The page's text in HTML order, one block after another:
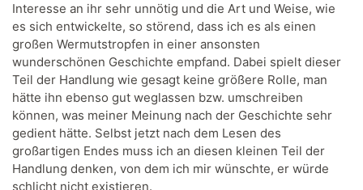
Interesse an ihr sehr unnötig und die Art und Weise, wie
es sich entwickelte, so störend, dass ich es als einen
großen Wermutstropfen in einer ansonsten
wunderschönen Geschichte empfand. Dabei spielt dieser
Teil der Handlung wie gesagt keine größere Rolle, man
hätte ihn ebenso gut weglassen bzw. umschreiben
können, was meiner Meinung nach der Geschichte sehr
gedient hätte. Selbst jetzt nach dem Lesen des
großartigen Endes muss ich an diesen kleinen Teil der
Handlung denken, von dem ich mir wünschte, er würde
schlicht nicht existieren.